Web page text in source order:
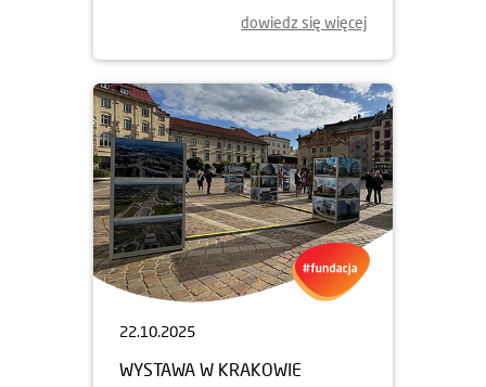
dowiedz się więcej
22.10.2025
WYSTAWA W KRAKOWIE